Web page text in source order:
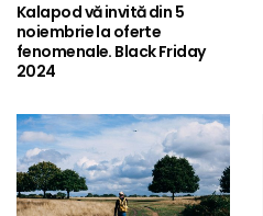
Kalapod vă invită din 5
noiembrie la oferte
fenomenale. Black Friday
2024